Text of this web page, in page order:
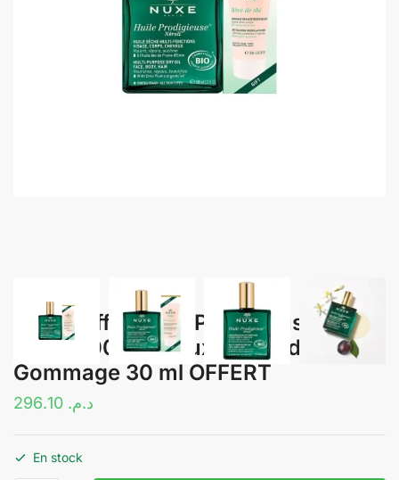
NUXE Offre Huile Prodigieuse®
Néroli 100 ml + Nuxe Rêve de Thé
Gommage 30 ml OFFERT
د.م.
En stock